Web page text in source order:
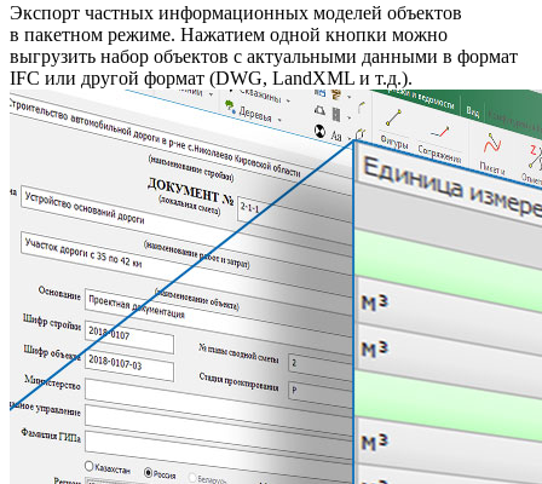
Экспорт частных информационных моделей объектов
в пакетном режиме. Нажатием одной кнопки можно
выгрузить набор объектов с актуальными данными в формат
IFC или другой формат (DWG, LandXML и т.д.).